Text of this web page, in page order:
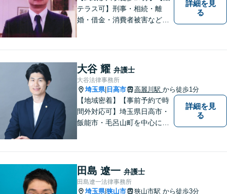
テラス可】刑事・相続・離
婚・借金・消費者被害など、
味方となり、しかるべき方向
へと導いてまいります。まず
はお気軽にご相談ください。
詳細を見
る
大谷 耀 弁護士
大谷法律事務所
埼玉県| 日高市 高麗川駅 から徒歩1分
【地域密着】【事前予約で時
間外対応可】埼玉県日高市・
飯能市・毛呂山町を中心に、
て、依頼者様に納得いただけ
る解決を目指します。
詳細を見
る
田島 遼一 弁護士
田島遼一法律事務所
埼玉県|狭山市 狭山市駅 から徒歩3分